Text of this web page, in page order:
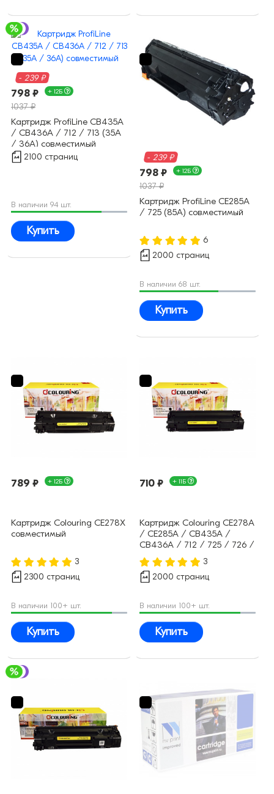
- 239 ₽
798 ₽ + 12Б
1037 ₽
Картридж ProfiLine CB435A
/ CB436A / 712 / 713 (35A
/ 36A) совместимый
2100 страниц
В наличии 94 шт.
Купить
- 239 ₽
798 ₽ + 12Б
1037 ₽
Картридж ProfiLine CE285A
/ 725 (85A) совместимый
6
2000 страниц
В наличии 68 шт.
Купить
789 ₽ + 12Б
Картридж Colouring CE278X
совместимый
3
2300 страниц
В наличии 100+ шт.
Купить
710 ₽ + 11Б
Картридж Colouring CE278A
/ CE285A / CB435A /
CB436A / 712 / 725 / 726 /
728 (№78A 85A 35A 36A)
совместимый
3
2000 страниц
В наличии 100+ шт.
Купить